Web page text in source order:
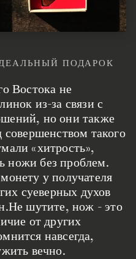
ПОДАРОК
Востока не
из-за связи с
но они также
совершенством такого
«хитрость»,
ножи без проблем.
у получателя
суеверных духов
шутите, нож - это
от других
навсегда,
вечно.